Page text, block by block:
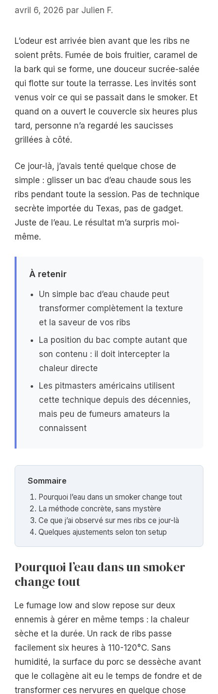
avril 6, 2026 par Julien F.
L’odeur est arrivée bien avant que les ribs ne
soient prêts. Fumée de bois fruitier, caramel de
la bark qui se forme, une douceur sucrée-salée
qui flotte sur toute la terrasse. Les invités sont
venus voir ce qui se passait dans le smoker. Et
quand on a ouvert le couvercle six heures plus
tard, personne n’a regardé les saucisses
grillées à côté.
Ce jour-là, j’avais tenté quelque chose de
simple : glisser un bac d’eau chaude sous les
ribs pendant toute la session. Pas de technique
secrète importée du Texas, pas de gadget.
Juste de l’eau. Le résultat m’a surpris moi-
même.
À retenir
Un simple bac d’eau chaude peut
transformer complètement la texture
et la saveur de vos ribs
La position du bac compte autant que
son contenu : il doit intercepter la
chaleur directe
Les pitmasters américains utilisent
cette technique depuis des décennies,
mais peu de fumeurs amateurs la
connaissent
Sommaire
Pourquoi l’eau dans un smoker change tout
La méthode concrète, sans mystère
Ce que j’ai observé sur mes ribs ce jour-là
Quelques ajustements selon ton setup
Pourquoi l’eau dans un smoker
change tout
Le fumage low and slow repose sur deux
ennemis à gérer en même temps : la chaleur
sèche et la durée. Un rack de ribs passe
facilement six heures à 110-120°C. Sans
humidité, la surface du porc se dessèche avant
que le collagène ait eu le temps de fondre et de
transformer ces nervures en quelque chose